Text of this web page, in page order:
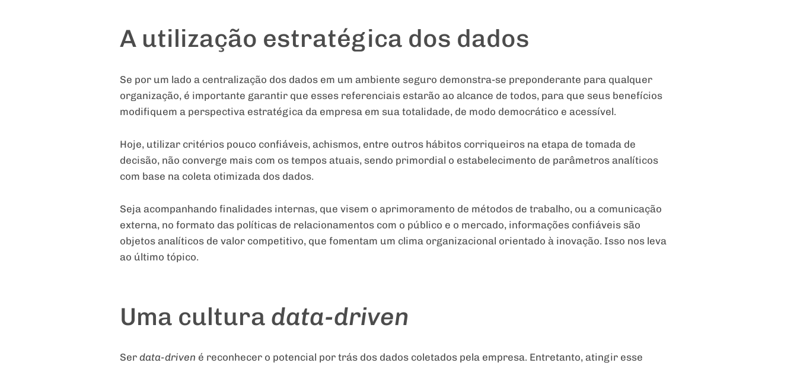
A utilização estratégica dos dados
Se por um lado a centralização dos dados em um ambiente seguro demonstra-se preponderante para qualquer
organização, é importante garantir que esses referenciais estarão ao alcance de todos, para que seus benefícios
modifiquem a perspectiva estratégica da empresa em sua totalidade, de modo democrático e acessível.
Hoje, utilizar critérios pouco confiáveis, achismos, entre outros hábitos corriqueiros na etapa de tomada de
decisão, não converge mais com os tempos atuais, sendo primordial o estabelecimento de parâmetros analíticos
com base na coleta otimizada dos dados.
Seja acompanhando finalidades internas, que visem o aprimoramento de métodos de trabalho, ou a comunicação
externa, no formato das políticas de relacionamentos com o público e o mercado, informações confiáveis são
objetos analíticos de valor competitivo, que fomentam um clima organizacional orientado à inovação. Isso nos leva
ao último tópico.
Uma cultura data-driven
Ser data-driven é reconhecer o potencial por trás dos dados coletados pela empresa. Entretanto, atingir esse